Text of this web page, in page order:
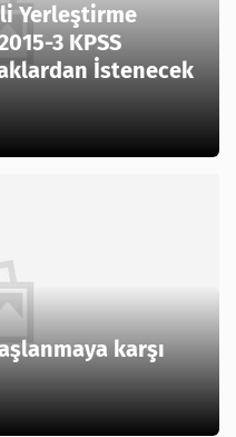
Yerleştirme
3 KPSS
İstenecek
karşı